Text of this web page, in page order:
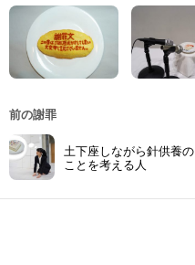
前の謝罪
土下座しながら針供養の
ことを考える人